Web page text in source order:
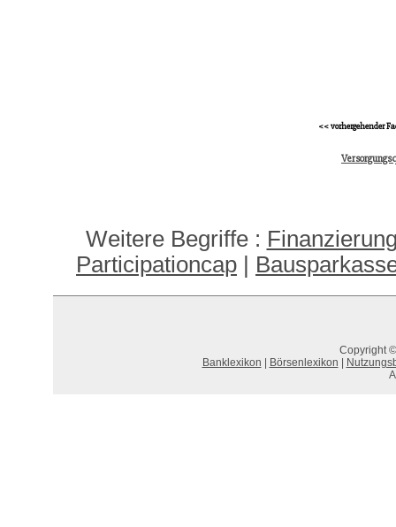
<< vorhergehender
Weitere Begriffe :
Participationcap
Copyright
Banklexikon
Börsenlexikon